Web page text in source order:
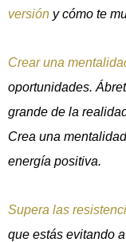
versión y cómo te
Crear una
oportunidades.
grande de la
Crea una
energía positiva.
Supera las
que estás evitando